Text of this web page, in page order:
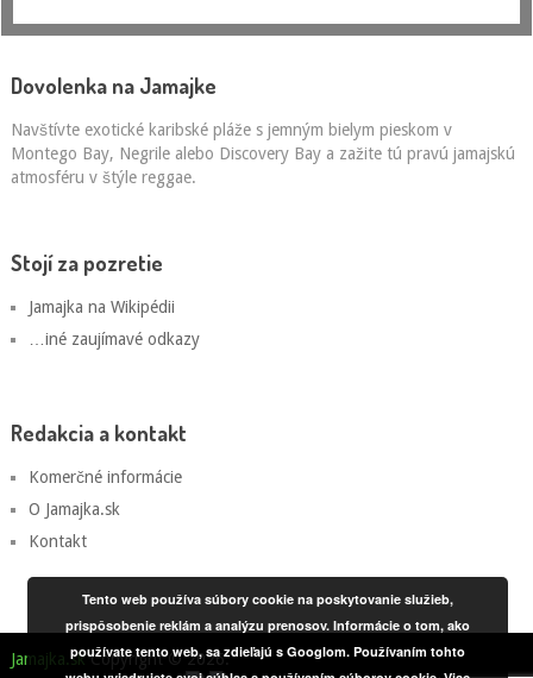
Dovolenka na Jamajke
Navštívte exotické karibské pláže s jemným bielym pieskom v
Montego Bay, Negrile alebo Discovery Bay a zažite tú pravú jamajskú
atmosféru v štýle reggae.
Stojí za pozretie
Jamajka na Wikipédii
…iné zaujímavé odkazy
Redakcia a kontakt
Komerčné informácie
O Jamajka.sk
Kontakt
Jamajka.skCopyright © 2026.
Tento web používa súbory cookie na poskytovanie služieb,
prispôsobenie reklám a analýzu prenosov. Informácie o tom, ako
používate tento web, sa zdieľajú s Googlom. Používaním tohto